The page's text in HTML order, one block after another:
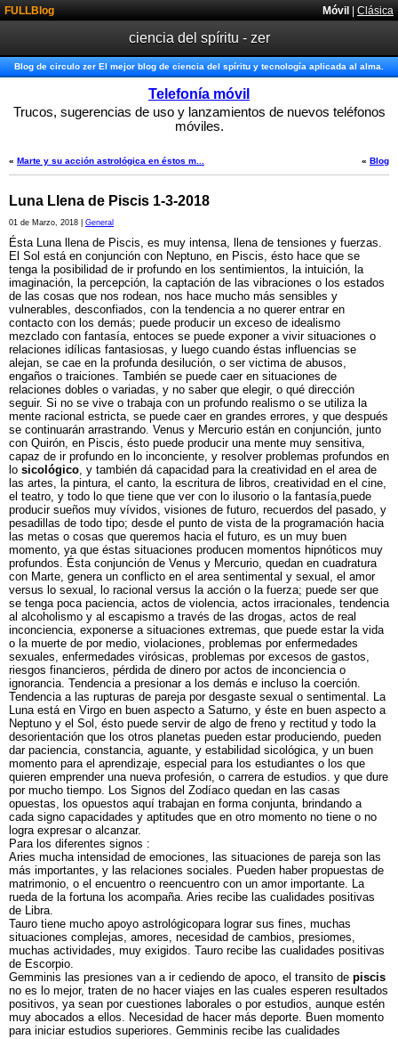
Móvil | Clásica
FULLBlog
ciencia del spíritu - zer
Blog de circulo zer El mejor blog de ciencia del spíritu y tecnología aplicada al alma.
Telefonía móvil
Trucos, sugerencias de uso y lanzamientos de nuevos teléfonos
móviles.
« Blog
« Marte y su acción astrológica en éstos m...
Luna Llena de Piscis 1-3-2018
01 de Marzo, 2018 | General
Ésta Luna llena de Piscis, es muy intensa, llena de tensiones y fuerzas.
El Sol está en conjunción con Neptuno, en Piscis, ésto hace que se
tenga la posibilidad de ir profundo en los sentimientos, la intuición, la
imaginación, la percepción, la captación de las vibraciones o los estados
de las cosas que nos rodean, nos hace mucho más sensibles y
vulnerables, desconfiados, con la tendencia a no querer entrar en
contacto con los demás; puede producir un exceso de idealismo
mezclado con fantasía, entoces se puede exponer a vivir situaciones o
relaciones idílicas fantasiosas, y luego cuando éstas influencias se
alejan, se cae en la profunda desilución, o ser victima de abusos,
engaños o traiciones. También se puede caer en situaciones de
relaciones dobles o variadas, y no saber que elegir, o qué dirección
seguir. Si no se vive o trabaja con un profundo realismo o se utiliza la
mente racional estricta, se puede caer en grandes errores, y que después
se continuarán arrastrando. Venus y Mercurio están en conjunción, junto
con Quirón, en Piscis, ésto puede producir una mente muy sensitiva,
capaz de ir profundo en lo inconciente, y resolver problemas profundos en
lo sicológico, y también dá capacidad para la creatividad en el area de
las artes, la pintura, el canto, la escritura de libros, creatividad en el cine,
el teatro, y todo lo que tiene que ver con lo ilusorio o la fantasía,puede
producir sueños muy vívidos, visiones de futuro, recuerdos del pasado, y
pesadillas de todo tipo; desde el punto de vista de la programación hacia
las metas o cosas que queremos hacia el futuro, es un muy buen
momento, ya que éstas situaciones producen momentos hipnóticos muy
profundos. Ésta conjunción de Venus y Mercurio, quedan en cuadratura
con Marte, genera un conflicto en el area sentimental y sexual, el amor
versus lo sexual, lo racional versus la acción o la fuerza; puede ser que
se tenga poca paciencia, actos de violencia, actos irracionales, tendencia
al alcoholismo y al escapismo a través de las drogas, actos de real
inconciencia, exponerse a situaciones extremas, que puede estar la vida
o la muerte de por medio, violaciones, problemas por enfermedades
sexuales, enfermedades virósicas, problemas por excesos de gastos,
riesgos financieros, pérdida de dinero por actos de inconciencia o
ignorancia. Tendencia a presionar a los demás e incluso la coerción.
Tendencia a las rupturas de pareja por desgaste sexual o sentimental. La
Luna está en Virgo en buen aspecto a Saturno, y éste en buen aspecto a
Neptuno y el Sol, ésto puede servir de algo de freno y rectitud y todo la
desorientación que los otros planetas pueden estar produciendo, pueden
dar paciencia, constancia, aguante, y estabilidad sicológica, y un buen
momento para el aprendizaje, especial para los estudiantes o los que
quieren emprender una nueva profesión, o carrera de estudios. y que dure
por mucho tiempo. Los Signos del Zodíaco quedan en las casas
opuestas, los opuestos aquí trabajan en forma conjunta, brindando a
cada signo capacidades y aptitudes que en otro momento no tiene o no
logra expresar o alcanzar.
Para los diferentes signos :
Aries mucha intensidad de emociones, las situaciones de pareja son las
más importantes, y las relaciones sociales. Pueden haber propuestas de
matrimonio, o el encuentro o reencuentro con un amor importante. La
rueda de la fortuna los acompaña. Aries recibe las cualidades positivas
de Libra.
Tauro tiene mucho apoyo astrológicopara lograr sus fines, muchas
situaciones complejas, amores, necesidad de cambios, presiomes,
muchas actividades, muy exigidos. Tauro recibe las cualidades positivas
de Escorpio.
Gemminis las presiones van a ir cediendo de apoco, el transito de piscis
no es lo mejor, traten de no hacer viajes en las cuales esperen resultados
positivos, ya sean por cuestiones laborales o por estudios, aunque estén
muy abocados a ellos. Necesidad de hacer más deporte. Buen momento
para iniciar estudios superiores. Gemminis recibe las cualidades